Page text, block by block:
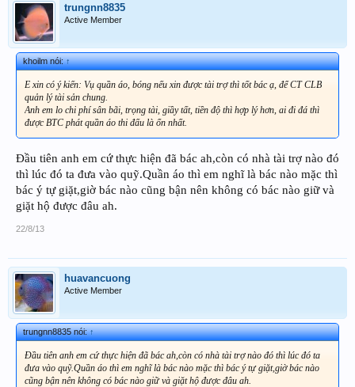
trungnn8835
Active Member
khoilm nói:↑
E xin có ý kiến: Vụ quần áo, bóng nếu xin được tài trợ thì tốt bác ạ, để CT CLB
quản lý tài sản chung.
Anh em lo chi phí sân bãi, trọng tài, giầy tất, tiền độ thì hợp lý hơn, ai đi đá thì
được BTC phát quần áo thi đấu là ổn nhất.
Đầu tiên anh em cứ thực hiện đã bác ah,còn có nhà tài trợ nào đó
thì lúc đó ta đưa vào quỹ.Quần áo thì em nghĩ là bác nào mặc thì
bác ý tự giặt,giờ bác nào cũng bận nên không có bác nào giữ và
giặt hộ được đâu ah.
22/8/13
huavancuong
Active Member
trungnn8835 nói:↑
Đầu tiên anh em cứ thực hiện đã bác ah,còn có nhà tài trợ nào đó thì lúc đó ta
đưa vào quỹ.Quần áo thì em nghĩ là bác nào mặc thì bác ý tự giặt,giờ bác nào
cũng bận nên không có bác nào giữ và giặt hộ được đâu ah.